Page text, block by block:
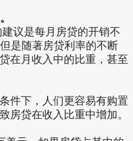
议是每月房贷的开销不
是随著房贷利率的不断
在月收入中的比重，甚至
件下，人们更容易有购置
房贷在收入比重中增加。